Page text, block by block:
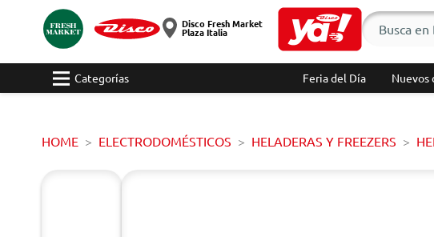
Disco Fresh Market
Plaza Italia
Categorías Feria del Día Nuevos
HOME ELECTRODOMÉSTICOS HELADERAS Y FREEZERS